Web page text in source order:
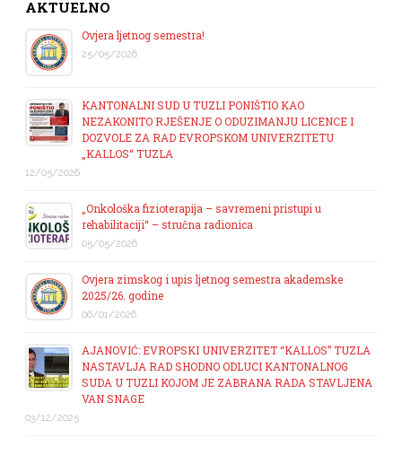
AKTUELNO
Ovjera ljetnog semestra!
25/05/2026
KANTONALNI SUD U TUZLI PONIŠTIO KAO
NEZAKONITO RJEŠENJE O ODUZIMANJU LICENCE I
DOZVOLE ZA RAD EVROPSKOM UNIVERZITETU
„KALLOS“ TUZLA
12/05/2026
„Onkološka fizioterapija – savremeni pristupi u
rehabilitaciji“ – stručna radionica
05/05/2026
Ovjera zimskog i upis ljetnog semestra akademske
2025/26. godine
06/01/2026
AJANOVIĆ: EVROPSKI UNIVERZITET “KALLOS” TUZLA
NASTAVLJA RAD SHODNO ODLUCI KANTONALNOG
SUDA U TUZLI KOJOM JE ZABRANA RADA STAVLJENA
VAN SNAGE
03/12/2025